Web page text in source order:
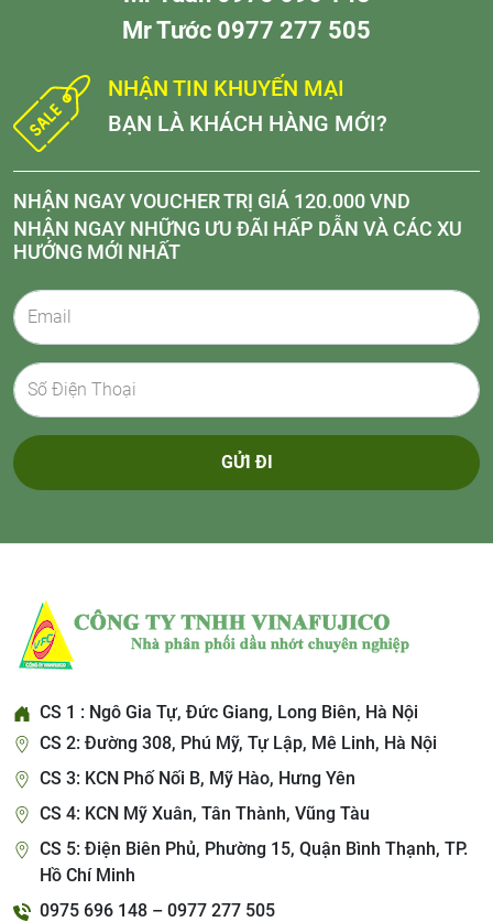
Mr Tước 0977 277 505
NHẬN TIN KHUYẾN MẠI
BẠN LÀ KHÁCH HÀNG MỚI?
NHẬN NGAY VOUCHER TRỊ GIÁ 120.000 VND
NHẬN NGAY NHỮNG ƯU ĐÃI HẤP DẪN VÀ CÁC XU
HƯỚNG MỚI NHẤT
GỬI ĐI
CS 1 : Ngô Gia Tự, Đức Giang, Long Biên, Hà Nội
CS 2: Đường 308, Phú Mỹ, Tự Lập, Mê Linh, Hà Nội
CS 3: KCN Phố Nối B, Mỹ Hào, Hưng Yên
CS 4: KCN Mỹ Xuân, Tân Thành, Vũng Tàu
CS 5: Điện Biên Phủ, Phường 15, Quận Bình Thạnh, TP.
Hồ Chí Minh
0975 696 148 – 0977 277 505